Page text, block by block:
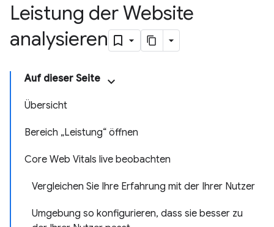
Leistung der Website
analysieren
Auf dieser Seite
Übersicht
Bereich „Leistung“ öffnen
Core Web Vitals live beobachten
Vergleichen Sie Ihre Erfahrung mit der Ihrer Nutzer
Umgebung so konfigurieren, dass sie besser zu